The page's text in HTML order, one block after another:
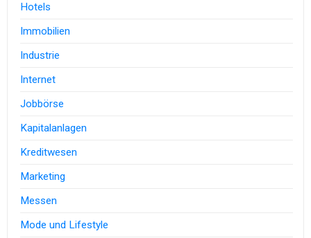
Hotels
Immobilien
Industrie
Internet
Jobbörse
Kapitalanlagen
Kreditwesen
Marketing
Messen
Mode und Lifestyle